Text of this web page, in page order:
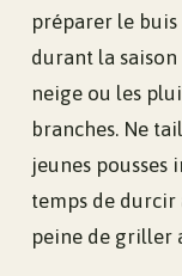
préparer le buis
durant la
neige ou les
branches. Ne
jeunes
temps de durcir
peine de griller